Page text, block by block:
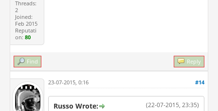
Threads:
2
Joined:
Feb 2015
Reputati
on:80
Find Reply
#14
23-07-2015, 0:16
(22-07-2015, 23:35)
Russo Wrote: